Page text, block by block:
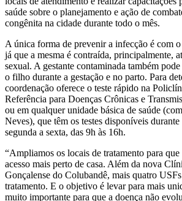
saúde sobre o planejamento e ação de
congênita na cidade durante todo o mês.
A única forma de prevenir a infecção é com
já que a mesma é contraída, principalmente,
sexual. A gestante contaminada também
o filho durante a gestação e no parto. Para
coordenação oferece o teste rápido na
Referência para Doenças Crônicas e
ou em qualquer unidade básica de saúde
Neves), que têm os testes disponíveis
segunda a sexta, das 9h às 16h.
“Ampliamos os locais de tratamento para que
acesso mais perto de casa. Além da nova
Gonçalense do Colubandê, mais quatro
tratamento. E o objetivo é levar para mais
muito importante para que a doença não